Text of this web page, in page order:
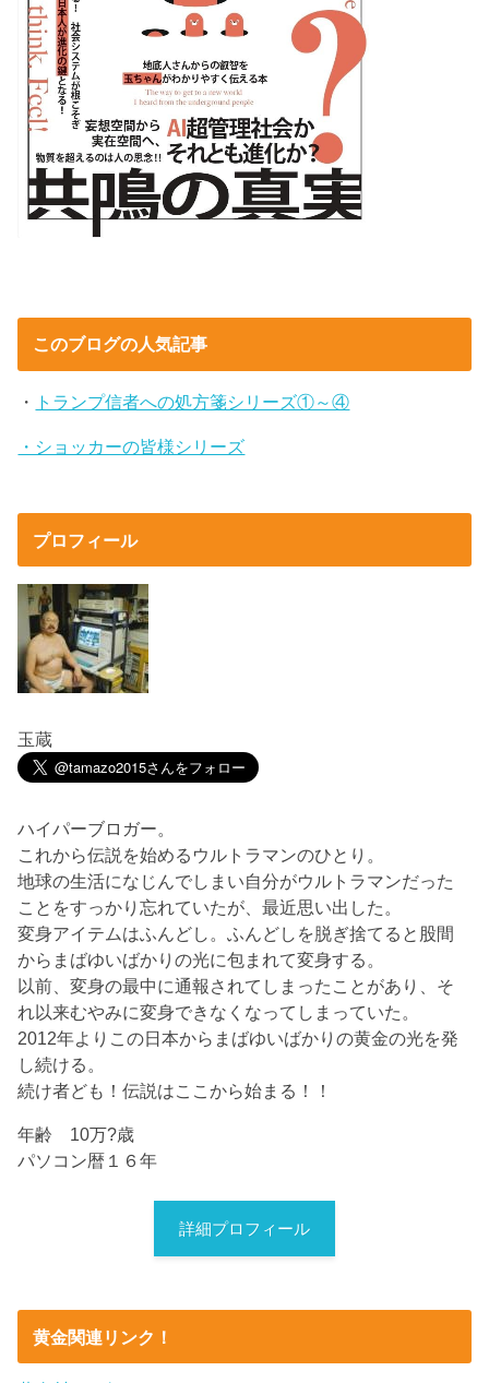
このブログの人気記事
・ トランプ信者への処方箋シリーズ①～④
・ショッカーの皆様シリーズ
プロフィール
玉蔵
ハイパーブロガー。
これから伝説を始めるウルトラマンのひとり。
地球の生活になじんでしまい自分がウルトラマンだった
ことをすっかり忘れていたが、最近思い出した。
変身アイテムはふんどし。ふんどしを脱ぎ捨てると股間
からまばゆいばかりの光に包まれて変身する。
以前、変身の最中に通報されてしまったことがあり、そ
れ以来むやみに変身できなくなってしまっていた。
2012年よりこの日本からまばゆいばかりの黄金の光を発
し続ける。
続け者ども！伝説はここから始まる！！
年齢 10万?歳
パソコン暦１６年
詳細プロフィール
黄金関連リンク！